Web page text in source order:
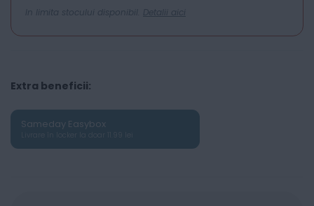
In limita stocului disponibil. Detalii aici
Extra beneficii:
Sameday Easybox